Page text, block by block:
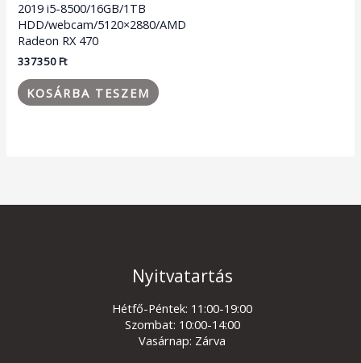
2019 i5-8500/16GB/1TB
HDD/webcam/5120×2880/AMD
Radeon RX 470
337350Ft
KOSÁRBA TESZEM
Nyitvatartás
Hétfő-Péntek: 11:00-19:00
Szombat: 10:00-14:00
Vasárnap: Zárva